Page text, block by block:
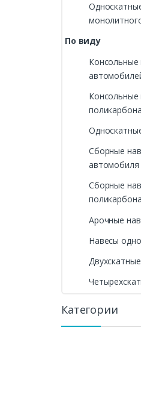
По виду
Консольные
Консольные
Сборные
автомобиля
Сборные
Арочные
Навесы
Категории